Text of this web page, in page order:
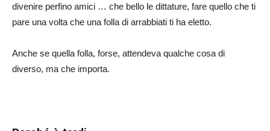
divenire perfino amici … che bello le dittature, fare quello che ti
pare una volta che una folla di arrabbiati ti ha eletto.
Anche se quella folla, forse, attendeva qualche cosa di
diverso, ma che importa.